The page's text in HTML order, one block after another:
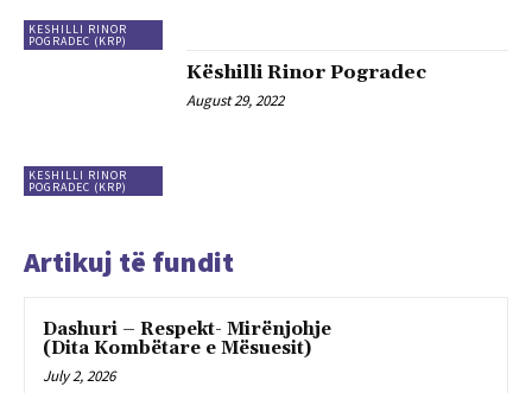
KESHILLI RINOR
POGRADEC (KRP)
KESHILLI RINOR
POGRADEC (KRP)
Këshilli Rinor Pogradec
August 29, 2022
Artikuj të fundit
Dashuri – Respekt- Mirënjohje
(Dita Kombëtare e Mësuesit)
July 2, 2026